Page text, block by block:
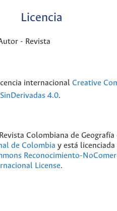
Licencia
- Revista
internacional Creative
4.0.
Colombiana de Geografía
de Colombia y está
Reconocimiento-
License.